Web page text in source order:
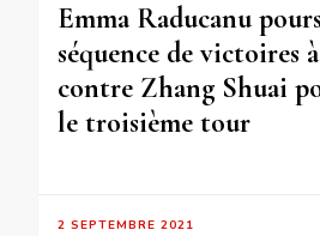
Emma Raducanu
séquence de victoires
contre Zhang Shuai
le troisième tour
2 SEPTEMBRE 2021